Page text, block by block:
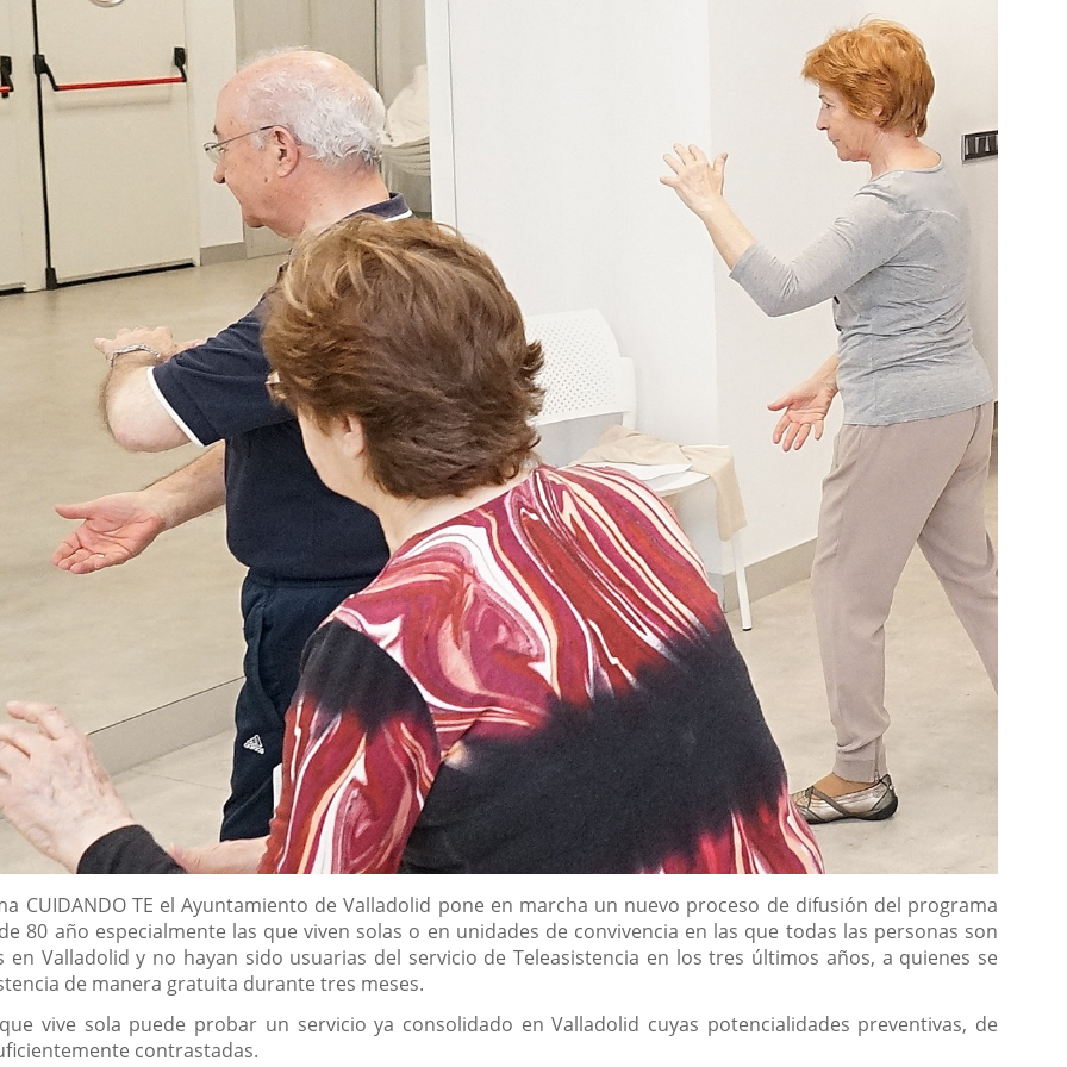
CUIDANDO TE el Ayuntamiento de Valladolid pone en marcha un nuevo proceso de difusión del programa
80 año especialmente las que viven solas o en unidades de convivencia en las que todas las personas son
Valladolid y no hayan sido usuarias del servicio de Teleasistencia en los tres últimos años, a quienes se
de manera gratuita durante tres meses.
vive sola puede probar un servicio ya consolidado en Valladolid cuyas potencialidades preventivas, de
contrastadas.